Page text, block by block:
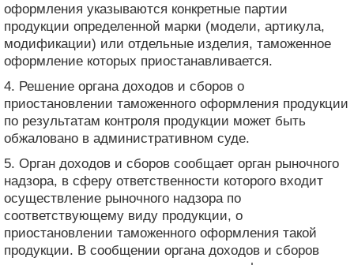
оформления указываются конкретные партии
продукции определенной марки (модели, артикула,
модификации) или отдельные изделия, таможенное
оформление которых приостанавливается.
4. Решение органа доходов и сборов о
приостановлении таможенного оформления продукции
по результатам контроля продукции может быть
обжаловано в административном суде.
5. Орган доходов и сборов сообщает орган рыночного
надзора, в сферу ответственности которого входит
осуществление рыночного надзора по
соответствующему виду продукции, о
приостановлении таможенного оформления такой
продукции. В сообщении органа доходов и сборов